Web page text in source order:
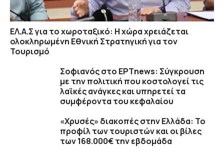
ΕΛ.Α.Σ για το χωροταξικό: Η χώρα χρειάζεται
ολοκληρωμένη Εθνική Στρατηγική για τον
Τουρισμό
Σοφιανός στο ΕΡΤnews: Σύγκρουση
με την πολιτική που κοστολογεί τις
λαϊκές ανάγκες και υπηρετεί τα
συμφέροντα του κεφαλαίου
«Χρυσές» διακοπές στην Ελλάδα: Το
προφίλ των τουριστών και οι βίλες
των 168.000€ την εβδομάδα